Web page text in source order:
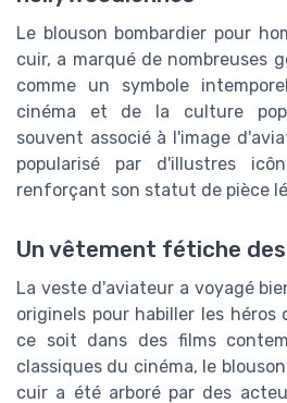
Le blouson bombardier pour
cuir, a marqué de nombreuses
comme un symbole
cinéma et de la culture
souvent associé à l'image
popularisé par d'illustres
renforçant son statut de pièce
Un vêtement fétiche
La veste d'aviateur a voyagé
originels pour habiller les héros
ce soit dans des films
classiques du cinéma, le
cuir a été arboré par des